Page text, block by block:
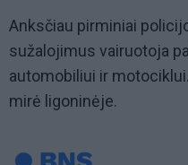
Anksčiau pirminiai
sužalojimus vairuotoja
automobiliui ir
mirė ligoninėje.